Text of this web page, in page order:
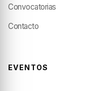
Convocatorias
Contacto
EVENTOS